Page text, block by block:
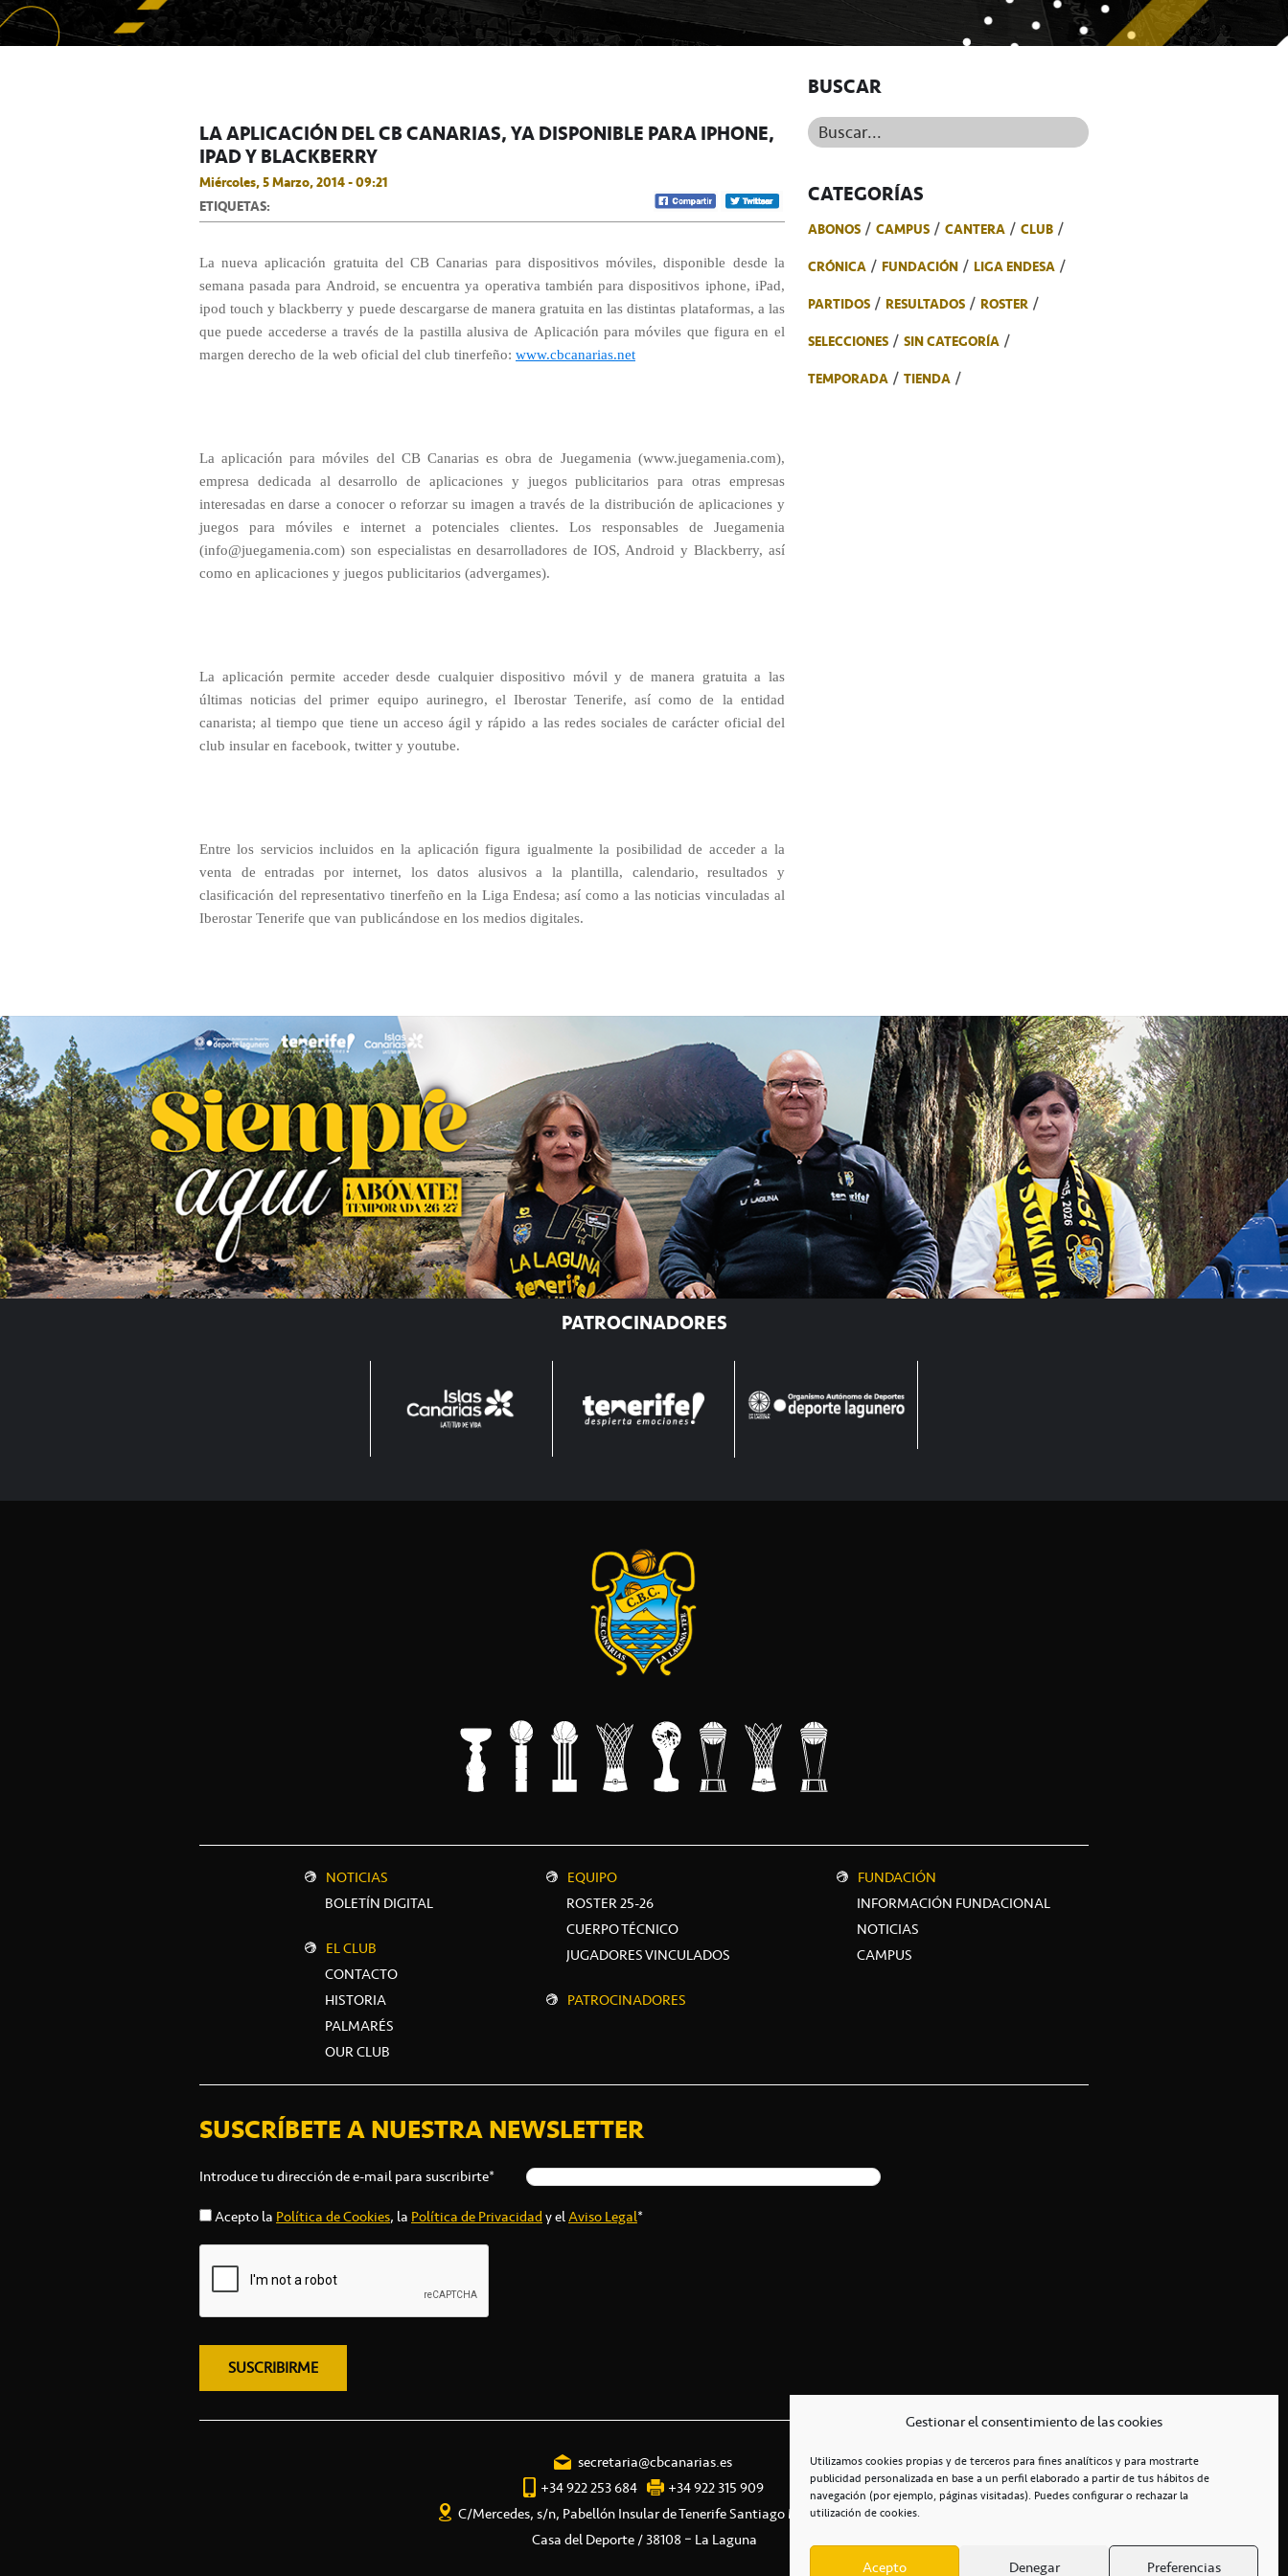
Gestionar el consentimiento de las cookies
Utilizamos cookies propias y de terceros para fines analíticos y para mostrarte
publicidad personalizada en base a un perfil elaborado a partir de tus hábitos de
navegación (por ejemplo, páginas visitadas). Puedes configurar o rechazar la
utilización de cookies.
Acepto Denegar Preferencias
LA APLICACIÓN DEL CB CANARIAS, YA DISPONIBLE PARA IPHONE,
IPAD Y BLACKBERRY
Miércoles, 5 Marzo, 2014 - 09:21
ETIQUETAS:
La nueva aplicación gratuita del CB Canarias para dispositivos móviles, disponible desde la
semana pasada para Android, se encuentra ya operativa también para dispositivos iphone, iPad,
ipod touch y blackberry y puede descargarse de manera gratuita en las distintas plataformas, a las
que puede accederse a través de la pastilla alusiva de Aplicación para móviles que figura en el
margen derecho de la web oficial del club tinerfeño: www.cbcanarias.net
La aplicación para móviles del CB Canarias es obra de Juegamenia (www.juegamenia.com),
empresa dedicada al desarrollo de aplicaciones y juegos publicitarios para otras empresas
interesadas en darse a conocer o reforzar su imagen a través de la distribución de aplicaciones y
juegos para móviles e internet a potenciales clientes. Los responsables de Juegamenia
(info@juegamenia.com) son especialistas en desarrolladores de IOS, Android y Blackberry, así
como en aplicaciones y juegos publicitarios (advergames).
La aplicación permite acceder desde cualquier dispositivo móvil y de manera gratuita a las
últimas noticias del primer equipo aurinegro, el Iberostar Tenerife, así como de la entidad
canarista; al tiempo que tiene un acceso ágil y rápido a las redes sociales de carácter oficial del
club insular en facebook, twitter y youtube.
Entre los servicios incluidos en la aplicación figura igualmente la posibilidad de acceder a la
venta de entradas por internet, los datos alusivos a la plantilla, calendario, resultados y
clasificación del representativo tinerfeño en la Liga Endesa; así como a las noticias vinculadas al
Iberostar Tenerife que van publicándose en los medios digitales.
BUSCAR
Buscar...
CATEGORÍAS
ABONOS CAMPUS CANTERA
CLUB
CRÓNICA
FUNDACIÓN
LIGA ENDESA
PARTIDOS
RESULTADOS
ROSTER
SELECCIONES
SIN CATEGORÍA
TEMPORADA
TIENDA
PATROCINADORES
NOTICIAS
BOLETÍN DIGITAL
EL CLUB
CONTACTO
HISTORIA
PALMARÉS
OUR CLUB
EQUIPO
ROSTER 25-26
CUERPO TÉCNICO
JUGADORES VINCULADOS
PATROCINADORES
FUNDACIÓN
INFORMACIÓN FUNDACIONAL
NOTICIAS
CAMPUS
SUSCRÍBETE A NUESTRA NEWSLETTER
Introduce tu dirección de e-mail para suscribirte*
Acepto la Política de Cookies, la Política de Privacidady elAviso Legal*
secretaria@cbcanarias.es
+34 922 253 684
+34 922 315 909
C/Mercedes, s/n, Pabellón Insular de Tenerife Santiago Martín
Casa del Deporte / 38108 – La Laguna